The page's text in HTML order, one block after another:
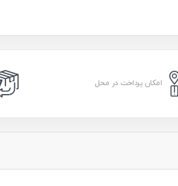
امکان پرداخت در محل